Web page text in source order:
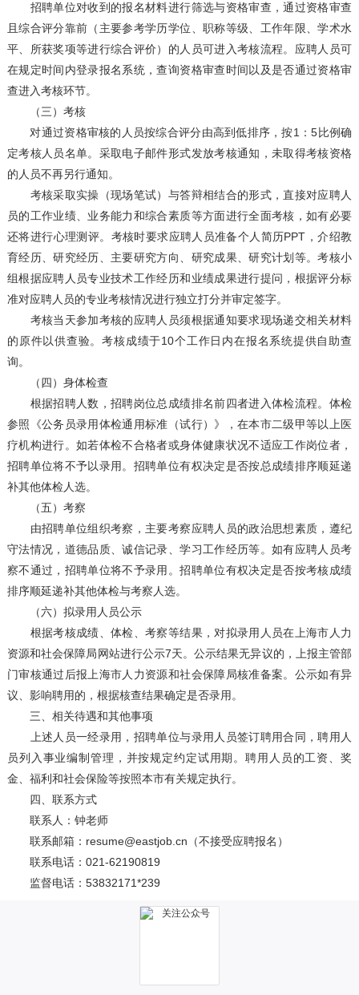
招聘单位对收到的报名材料进行筛选与资格审查，通过资格审查
且综合评分靠前（主要参考学历学位、职称等级、工作年限、学术水
平、所获奖项等进行综合评价）的人员可进入考核流程。应聘人员可
在规定时间内登录报名系统，查询资格审查时间以及是否通过资格审
查进入考核环节。
（三）考核
对通过资格审核的人员按综合评分由高到低排序，按1：5比例确
定考核人员名单。采取电子邮件形式发放考核通知，未取得考核资格
的人员不再另行通知。
考核采取实操（现场笔试）与答辩相结合的形式，直接对应聘人
员的工作业绩、业务能力和综合素质等方面进行全面考核，如有必要
还将进行心理测评。考核时要求应聘人员准备个人简历PPT，介绍教
育经历、研究经历、主要研究方向、研究成果、研究计划等。考核小
组根据应聘人员专业技术工作经历和业绩成果进行提问，根据评分标
准对应聘人员的专业考核情况进行独立打分并审定签字。
考核当天参加考核的应聘人员须根据通知要求现场递交相关材料
的原件以供查验。考核成绩于10个工作日内在报名系统提供自助查
询。
（四）身体检查
根据招聘人数，招聘岗位总成绩排名前四者进入体检流程。体检
参照《公务员录用体检通用标准（试行）》，在本市二级甲等以上医
疗机构进行。如若体检不合格者或身体健康状况不适应工作岗位者，
招聘单位将不予以录用。招聘单位有权决定是否按总成绩排序顺延递
补其他体检人选。
（五）考察
由招聘单位组织考察，主要考察应聘人员的政治思想素质，遵纪
守法情况，道德品质、诚信记录、学习工作经历等。如有应聘人员考
察不通过，招聘单位将不予录用。招聘单位有权决定是否按考核成绩
排序顺延递补其他体检与考察人选。
（六）拟录用人员公示
根据考核成绩、体检、考察等结果，对拟录用人员在上海市人力
资源和社会保障局网站进行公示7天。公示结果无异议的，上报主管部
门审核通过后报上海市人力资源和社会保障局核准备案。公示如有异
议、影响聘用的，根据核查结果确定是否录用。
三、相关待遇和其他事项
上述人员一经录用，招聘单位与录用人员签订聘用合同，聘用人
员列入事业编制管理，并按规定约定试用期。聘用人员的工资、奖
金、福利和社会保险等按照本市有关规定执行。
四、联系方式
联系人：钟老师
联系邮箱：resume@eastjob.cn（不接受应聘报名）
联系电话：021-62190819
监督电话：53832171*239